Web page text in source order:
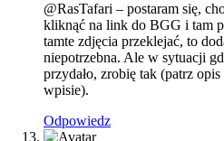
@RasTafari – postaram się,
kliknąć na link do BGG i tam
tamte zdjęcia przeklejać, to
niepotrzebna. Ale w sytuacji
przydało, zrobię tak (patrz
wpisie).
Odpowiedz